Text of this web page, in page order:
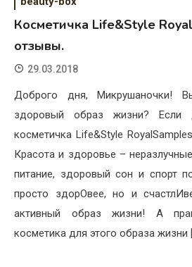
Косметичка Life&Style
отзывы.
29.03.2018
Доброго дня, Микрушаночки!
здоровый образ жизни? Если
косметичка Life&Style
Красота и здоровье –
питание, здоровый сон и спорт
просто здорОвее, но и
активный образ жизни! А
косметика для этого образа жизни